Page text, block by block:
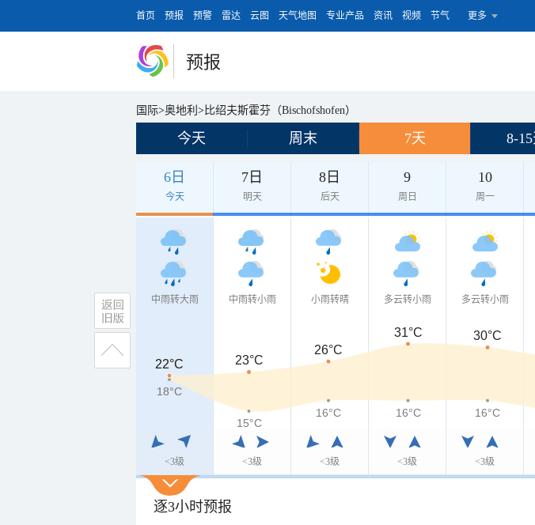
首页 预报 预警 雷达 云图 天气地图 专业产品 资讯 视频 节气 更多
预报
国际>奥地利 > 比绍夫斯霍芬（Bischofshofen）
今天 周末 7天 8-
6日
今天
7日
明天
8日
后天
9
周日
10
周一
中雨转大雨
<3级
中雨转小雨
<3级
小雨转晴
<3级
多云转小雨
<3级
多云转小雨
<3级
22°C
22°C 23°C
26°C
31°C 30°C
18°C
18°C
15°C
16°C 16°C 16°C
逐3小时预报